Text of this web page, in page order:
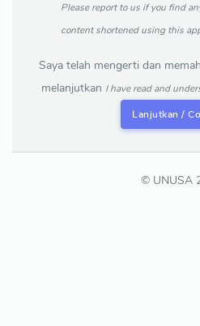
Please report to us if you find
content shortened using this
Saya telah mengerti dan
melanjutkan I have read and
Lanjutkan /
© UNUSA